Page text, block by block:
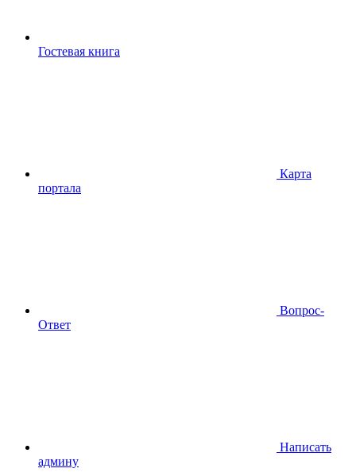
Гостевая книга
Карта
портала
Вопрос-
Ответ
Написать
админу